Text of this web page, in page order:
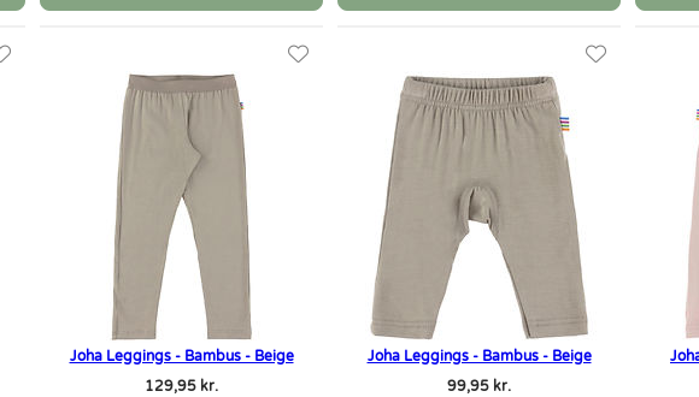
Joha Leggings - Bambus - Beige
129,95 kr.
Joha Leggings - Bambus - Beige
99,95 kr.